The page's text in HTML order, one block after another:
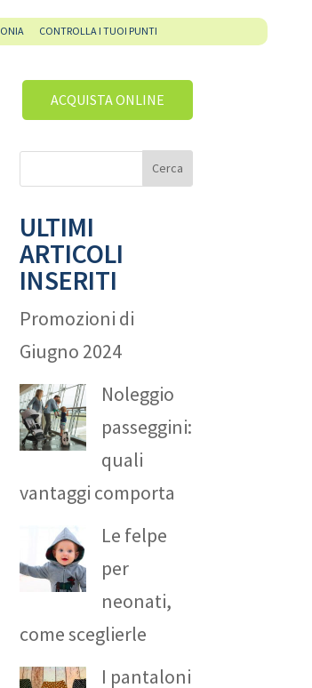
CONTROLLA I TUOI PUNTI
ACQUISTA ONLINE
ULTIMI
ARTICOLI
INSERITI
Promozioni di
Giugno 2024
Noleggio
passeggini:
quali
vantaggi comporta
Le felpe
per
neonati,
come sceglierle
I pantaloni